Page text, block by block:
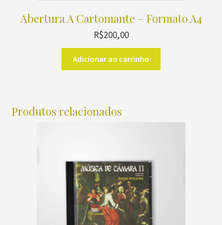
Abertura A Cartomante – Formato A4
R$200,00
Adicionar ao carrinho
Produtos relacionados